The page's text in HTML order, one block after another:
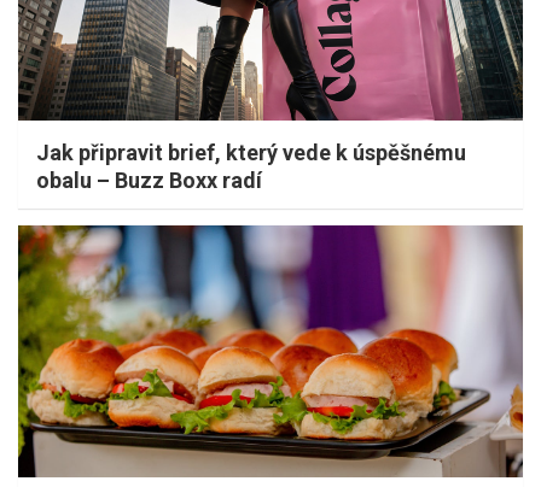
Jak připravit brief, který vede k úspěšnému
obalu – Buzz Boxx radí